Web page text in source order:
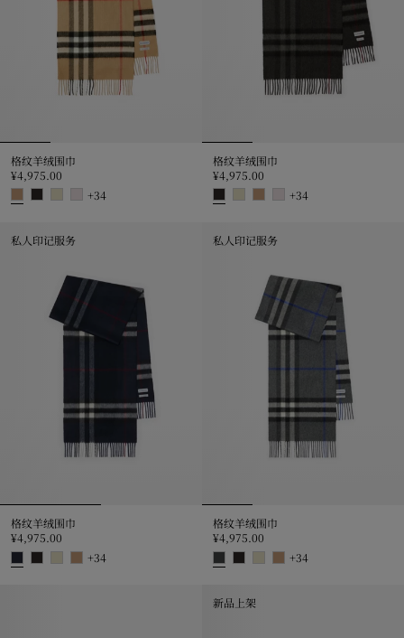
格纹羊绒围巾
¥4,975.00
+34
格纹羊绒围巾
¥4,975.00
+34
私人印记服务
格纹羊绒围巾
¥4,975.00
+34
私人印记服务
格纹羊绒围巾
¥4,975.00
+34
新品上架